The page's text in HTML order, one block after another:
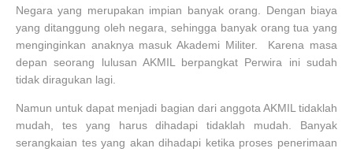
Negara yang merupakan impian banyak orang. Dengan biaya
yang ditanggung oleh negara, sehingga banyak orang tua yang
menginginkan anaknya masuk Akademi Militer. Karena masa
depan seorang lulusan AKMIL berpangkat Perwira ini sudah
tidak diragukan lagi.
Namun untuk dapat menjadi bagian dari anggota AKMIL tidaklah
mudah, tes yang harus dihadapi tidaklah mudah. Banyak
serangkaian tes yang akan dihadapi ketika proses penerimaan